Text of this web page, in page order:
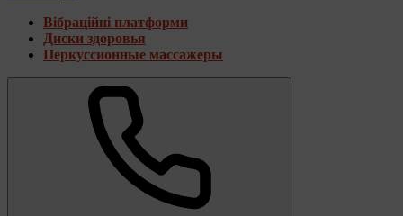
Вібраційні платформи
Диски здоровья
Перкуссионные массажеры